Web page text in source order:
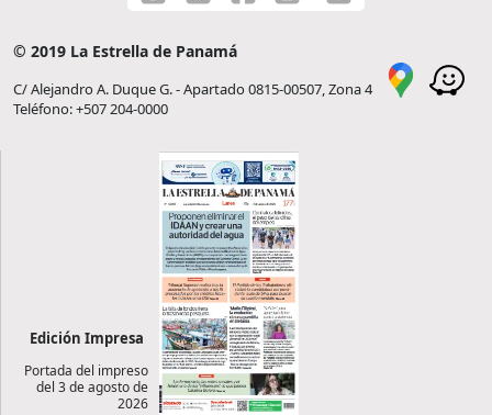
© 2019 La Estrella de Panamá
C/ Alejandro A. Duque G. - Apartado 0815-00507, Zona 4
Teléfono: +507 204-0000
Edición Impresa
Portada del impreso
del 3 de agosto de
2026